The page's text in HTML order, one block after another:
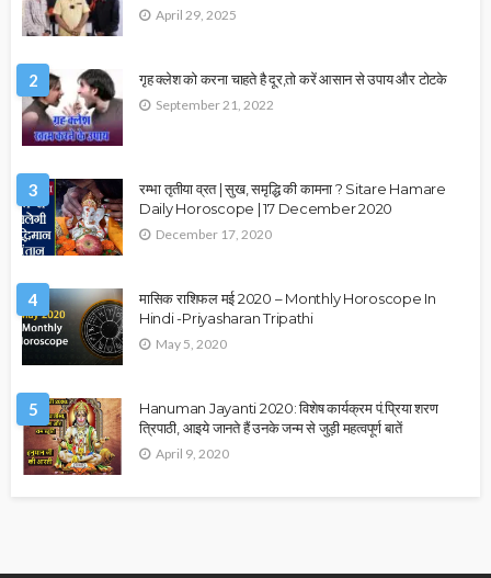
April 29, 2025
2 गृह क्लेश को करना चाहते है दूर,तो करें आसान से उपाय और टोटके
September 21, 2022
3
रम्भा तृतीया व्रत | सुख, समृद्धि की कामना ? Sitare Hamare
Daily Horoscope | 17 December 2020
December 17, 2020
4
मासिक राशिफल मई 2020 – Monthly Horoscope In
Hindi -Priyasharan Tripathi
May 5, 2020
5
Hanuman Jayanti 2020: विशेष कार्यक्रम पं.प्रिया शरण
त्रिपाठी, आइये जानते हैं उनके जन्म से जुड़ी महत्वपूर्ण बातें
April 9, 2020